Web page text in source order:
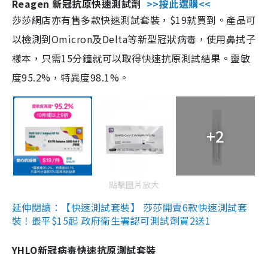
Reagen 新冠抗原快速測試劑 >>按此選購<<
莎莎網店亦有售多款快速測試套裝，$19就買到。產品可
以檢測到Omicron及Delta等新型冠狀病毒，使用鼻拭子
樣本，只需15分鐘就可以取得快速抗原測試結果。靈敏
度95.2%，特異度98.1%。
+2
點擊圖片放大
延伸閱讀：【快速測試套裝】 莎莎開賣6款快速測試套
裝！最平$15起 政府衛生署認可測試劑買2送1
YHLO新冠病毒快速抗原測試套裝